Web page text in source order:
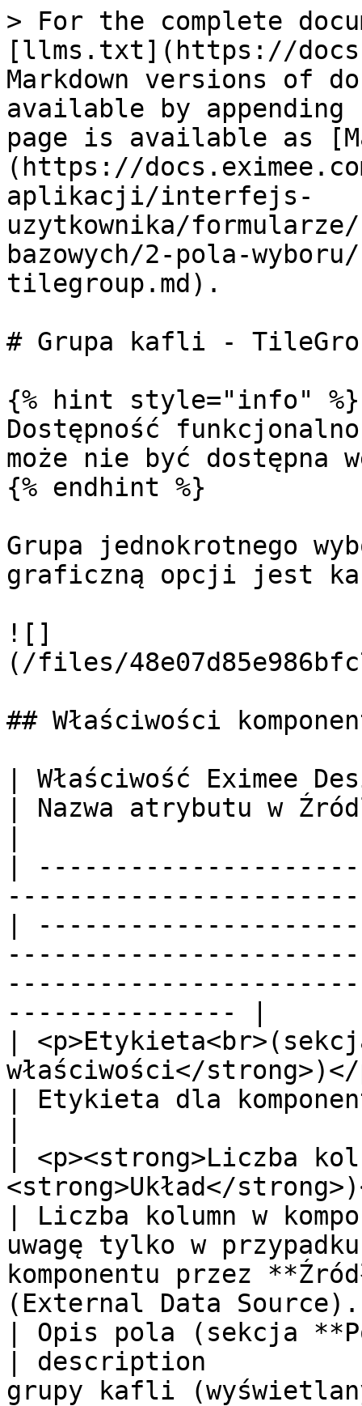
> For the complete
[llms.txt](https://
Markdown versions of
available by
page is available as
(https://
aplikacji/interfejs-
uzytkownika/
bazowych/2-pola-
tilegroup.md).
# Grupa kafli -
{% hint style="info" %}
Dostępność
może nie być dostępna
{% endhint %}
Grupa jednokrotnego
graficzną opcji jest
![]
(/files/
## Właściwości
| Właściwość Eximee
| Nazwa atrybutu w
|
|
--------------- |
|
właściwości</
| Etykieta dla
| <p><strong>Liczba
<strong>Układ</
| Liczba kolumn w
uwagę tylko w
komponentu przez
(External Data
| Opis pola (sekcja
| description
grupy kafli